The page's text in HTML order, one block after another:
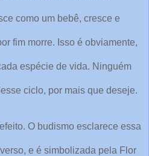
como um bebê, cresce e
fim morre. Isso é obviamente,
espécie de vida. Ninguém
ciclo, por mais que deseje.
O budismo esclarece essa
e é simbolizada pela Flor